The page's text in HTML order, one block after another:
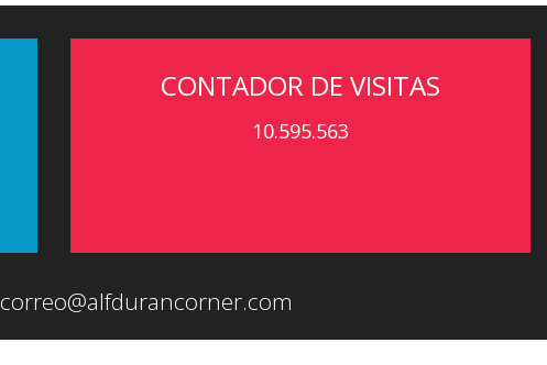
CONTADOR DE VISITAS
10.595.563
correo@alfdurancorner.com